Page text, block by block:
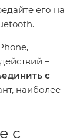
его на
–
с
наиболее
с